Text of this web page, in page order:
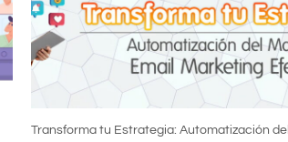
Transforma tu Estrategia: Automatización del